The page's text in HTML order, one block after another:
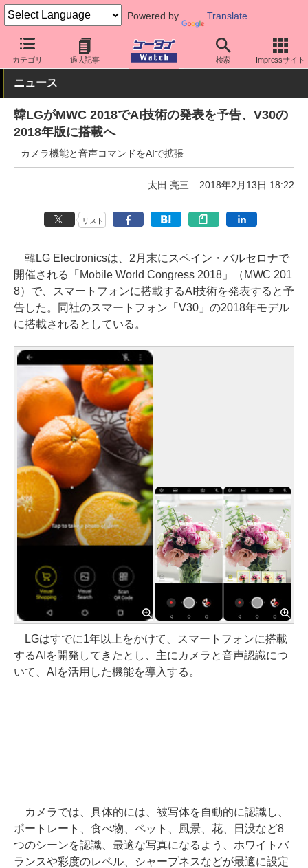
Powered by Translate
カテゴリ 過去記事 検索 Impressサイト
ケータイ Watch OS Android LG
ニュース
韓LGがMWC 2018でAI技術の発表を予告、V30の
2018年版に搭載へ
カメラ機能と音声コマンドをAIで拡張
太田 亮三 2018年2月13日 18:22
リスト
韓LG Electronicsは、2月末にスペイン・バルセロナで
開催される「Mobile World Congress 2018」（MWC 201
8）で、スマートフォンに搭載するAI技術を発表すると予
告した。同社のスマートフォン「V30」の2018年モデル
に搭載されるとしている。
LGはすでに1年以上をかけて、スマートフォンに搭載
するAIを開発してきたとし、主にカメラと音声認識につ
いて、AIを活用した機能を導入する。
カメラでは、具体的には、被写体を自動的に認識し、
ポートレート、食べ物、ペット、風景、花、日没など8
つのシーンを認識、最適な写真になるよう、ホワイトバ
ランスや彩度のレベル、シャープネスなどが最適に設定